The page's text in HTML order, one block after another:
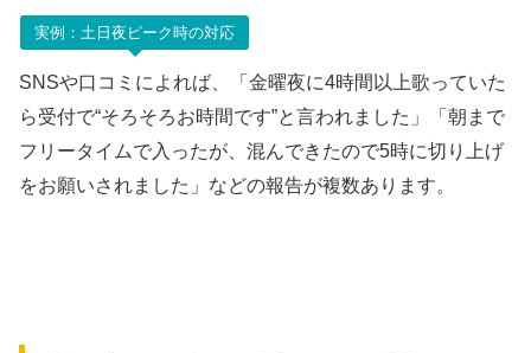
実例：土日夜ピーク時の対応
SNSや口コミによれば、「金曜夜に4時間以上歌っていた
ら受付で“そろそろお時間です”と言われました」「朝まで
フリータイムで入ったが、混んできたので5時に切り上げ
をお願いされました」などの報告が複数あります。